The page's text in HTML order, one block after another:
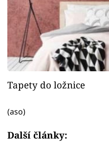
Tapety do ložnice
(aso)
Další články: